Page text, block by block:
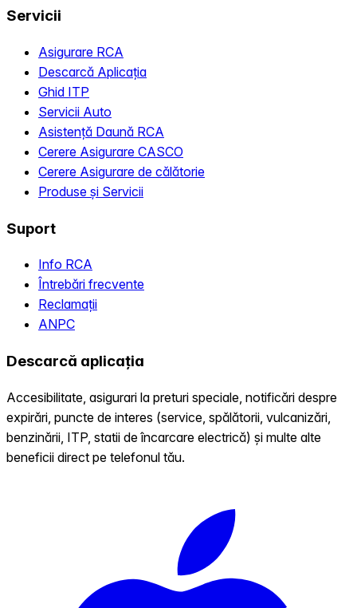
Servicii
Asigurare RCA
Descarcă Aplicația
Ghid ITP
Servicii Auto
Asistență Daună RCA
Cerere Asigurare CASCO
Cerere Asigurare de călătorie
Produse și Servicii
Suport
Info RCA
Întrebări frecvente
Reclamații
ANPC
Descarcă aplicația
Accesibilitate, asigurari la preturi speciale, notificări despre
expirări, puncte de interes (service, spălătorii, vulcanizări,
benzinării, ITP, statii de încarcare electrică) și multe alte
beneficii direct pe telefonul tău.